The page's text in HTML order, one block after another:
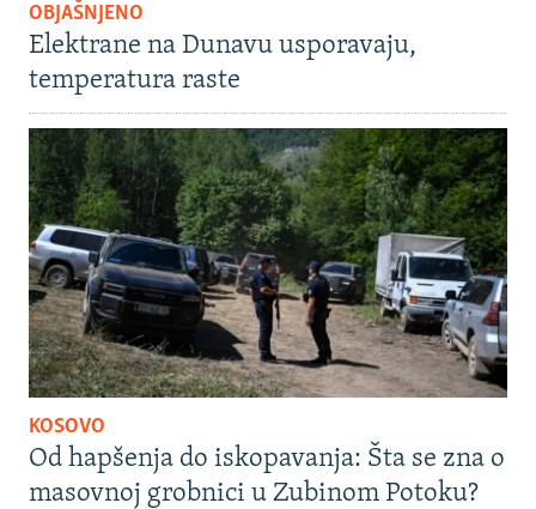
OBJAŠNJENO
Elektrane na Dunavu usporavaju,
temperatura raste
KOSOVO
Od hapšenja do iskopavanja: Šta se zna o
masovnoj grobnici u Zubinom Potoku?